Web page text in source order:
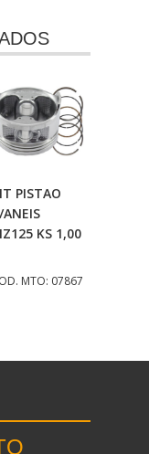
Adicionar
Ao Carrinho
PISTAO
ANEIS
KS 1,00
MTO: 07867